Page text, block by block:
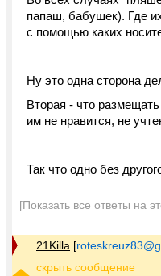
папаш, бабушек). Где
с помощью каких
Ну это одна сторона
Вторая - что
им не нравится, не
Так что одно без
[Показать все ответы на
21Killa [